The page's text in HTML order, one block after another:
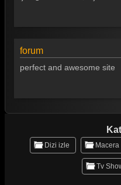
forum
perfect and awesome site
Dizi izle Macera
Tv